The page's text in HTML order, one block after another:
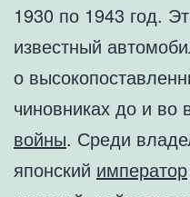
1930 по 1943 год.
известный
о
чиновниках до и во
войны. Среди
японский император